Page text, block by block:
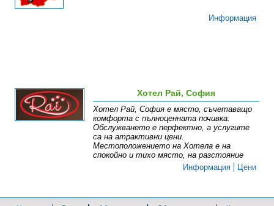
Информация
Хотел Рай, София
Хотел Рай, София е място, съчетаващо
комфорта с пълноценната почивка.
Обслужването е перфектно, а услугите
са на атрактивни цени.
Местоположението на Хотела е на
спокойно и тихо място, на разстояние
Информация
Цени